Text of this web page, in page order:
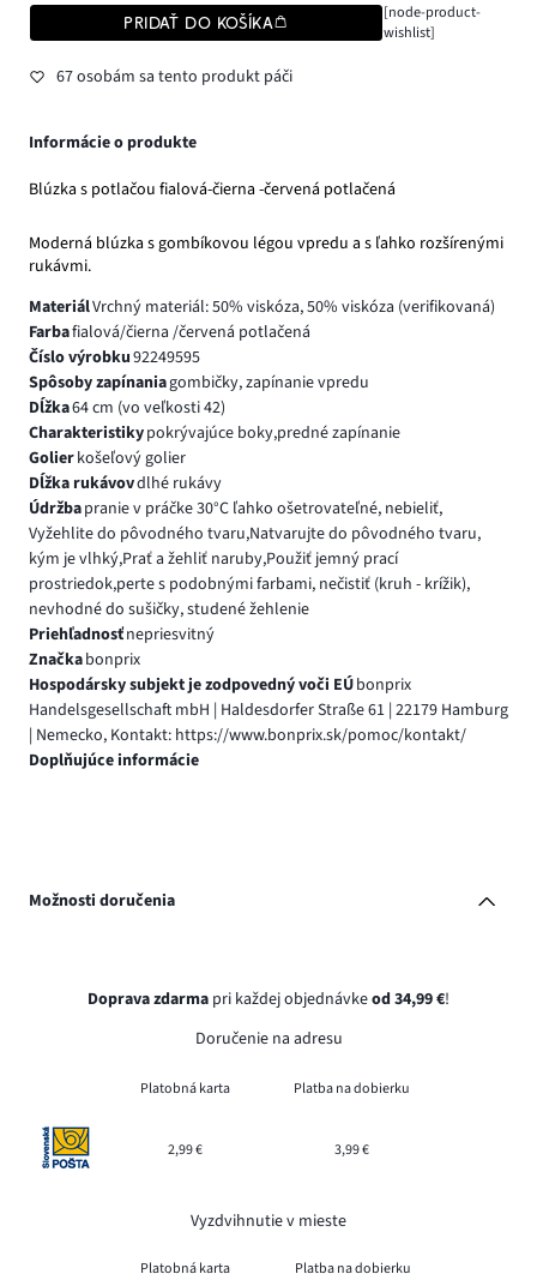
PRIDAŤ DO KOŠÍKA
[node-product-
wishlist]
67 osobám sa tento produkt páči
Informácie o produkte
Blúzka s potlačou fialová-čierna -červená potlačená
Moderná blúzka s gombíkovou légou vpredu a s ľahko rozšírenými
rukávmi.
MateriálVrchný materiál: 50% viskóza, 50% viskóza (verifikovaná)
Farbafialová/čierna /červená potlačená
Číslo výrobku92249595
Spôsoby zapínaniagombičky, zapínanie vpredu
Dĺžka64 cm (vo veľkosti 42)
Charakteristikypokrývajúce boky,predné zapínanie
Golierkošeľový golier
Dĺžka rukávovdlhé rukávy
Údržbapranie v práčke 30°C ľahko ošetrovateľné, nebieliť,
Vyžehlite do pôvodného tvaru,Natvarujte do pôvodného tvaru,
kým je vlhký,Prať a žehliť naruby,Použiť jemný prací
prostriedok,perte s podobnými farbami, nečistiť (kruh - krížik),
nevhodné do sušičky, studené žehlenie
Priehľadnosťnepriesvitný
Značkabonprix
Hospodársky subjekt je zodpovedný voči EÚbonprix
Handelsgesellschaft mbH | Haldesdorfer Straße 61 | 22179 Hamburg
| Nemecko, Kontakt: https://www.bonprix.sk/pomoc/kontakt/
Doplňujúce informácie
Možnosti doručenia
Doprava zdarma pri každej objednávkeod 34,99 €!
Doručenie na adresu
Platobná karta Platba na dobierku
2,99 € 3,99 €
Vyzdvihnutie v mieste
Platobná karta Platba na dobierku